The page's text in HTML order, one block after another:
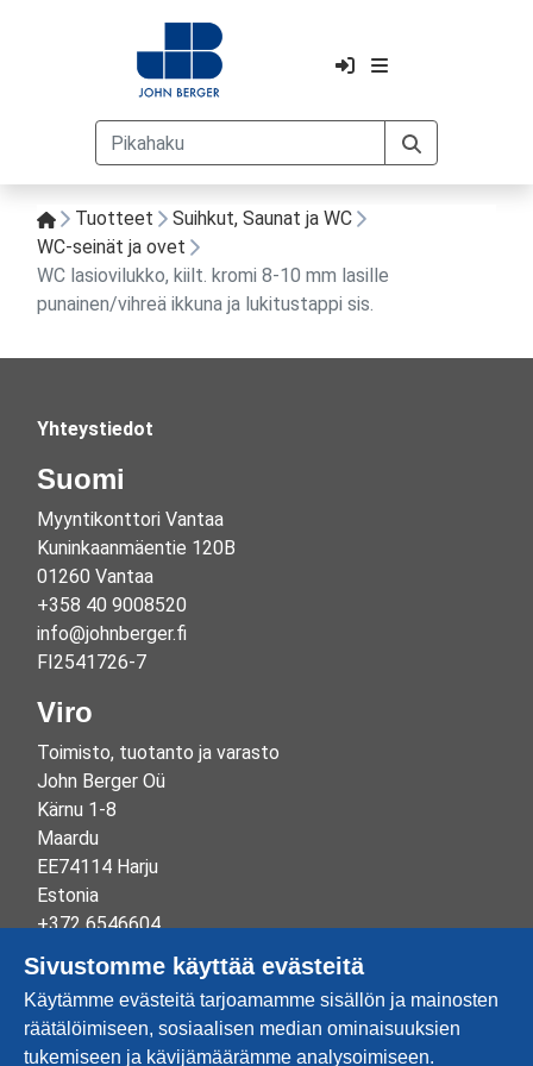
Tuotteet
Suihkut, Saunat ja WC
WC-seinät ja ovet
WC lasiovilukko, kiilt. kromi 8-10 mm lasille
punainen/vihreä ikkuna ja lukitustappi sis.
Yhteystiedot
Suomi
Myyntikonttori Vantaa
Kuninkaanmäentie 120B
01260 Vantaa
+358 40 9008520
info@johnberger.fi
FI2541726-7
Viro
Toimisto, tuotanto ja varasto
John Berger Oü
Kärnu 1-8
Maardu
EE74114 Harju
Estonia
+372 6546604
info@johnberger.ee
Reg.nr 10265834
EE100332513
Sivustomme käyttää evästeitä
Käytämme evästeitä tarjoamamme sisällön ja mainosten
räätälöimiseen, sosiaalisen median ominaisuuksien
tukemiseen ja kävijämäärämme analysoimiseen.